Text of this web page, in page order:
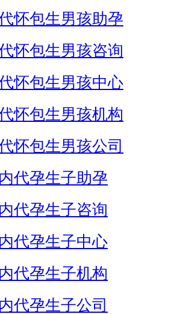
怀包生男孩助孕
怀包生男孩咨询
怀包生男孩中心
怀包生男孩机构
怀包生男孩公司
代孕生子助孕
代孕生子咨询
代孕生子中心
代孕生子机构
代孕生子公司